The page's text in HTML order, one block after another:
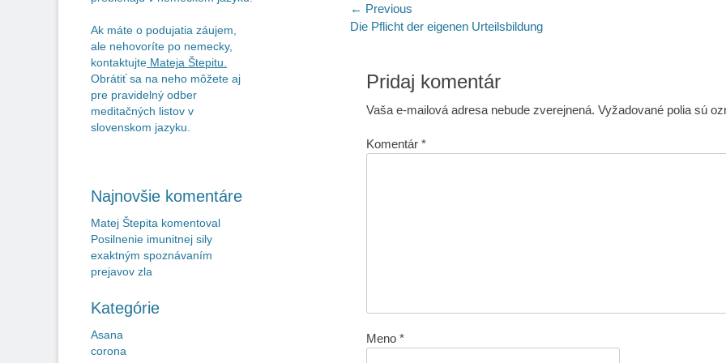
Navigácia
v
← Previous
Previous
Die Pflicht der eigenen Urteilsbildung
Pridaj komentár
Vaša e-mailová adresa nebude zverejnená. Vyžadované polia sú
Komentár *
Meno *
Ak máte o podujatia záujem,
ale nehovoríte po nemecky,
kontaktujte Mateja Štepitu.
Obrátiť sa na neho môžete aj
pre pravidelný odber
meditačných listov v
slovenskom jazyku.
Najnovšie komentáre
Matej Štepita komentoval
Posilnenie imunitnej sily
exaktným spoznávaním
prejavov zla
Kategórie
Asana
corona